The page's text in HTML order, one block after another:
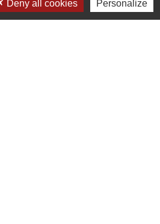
Deny all cookies Personalize